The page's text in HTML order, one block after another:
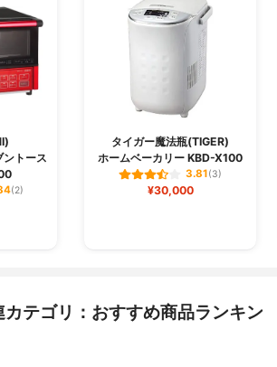
ントース
(2)
タイガー魔法瓶(TIGER)
ホームベーカリー KBD-X100
3.81(3)
¥30,000
テゴリ：おすすめ商品ランキン